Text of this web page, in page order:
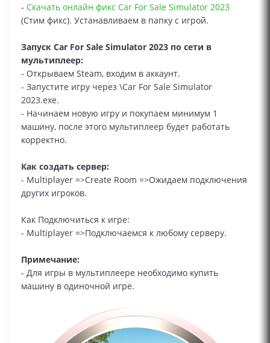
- Скачать онлайн фикс Car For Sale Simulator 2023
(Стим фикс). Устанавливаем в папку с игрой.
Запуск Car For Sale Simulator 2023 по сети в
мультиплеер:
- Открываем Steam, входим в аккаунт.
- Запустите игру через \Car For Sale Simulator
2023.exe.
- Начинаем новую игру и покупаем минимум 1
машину, после этого мультиплеер будет работать
корректно.
Как создать сервер:
- Multiplayer =>Create Room =>Ожидаем подключения
других игроков.
Как Подключиться к игре:
- Multiplayer =>Подключаемся к любому серверу.
Примечание:
- Для игры в мультиплеере необходимо купить
машину в одиночной игре.